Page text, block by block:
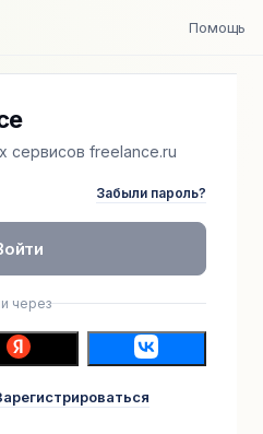
Помощь
сервисов freelance.ru
Забыли пароль?
через